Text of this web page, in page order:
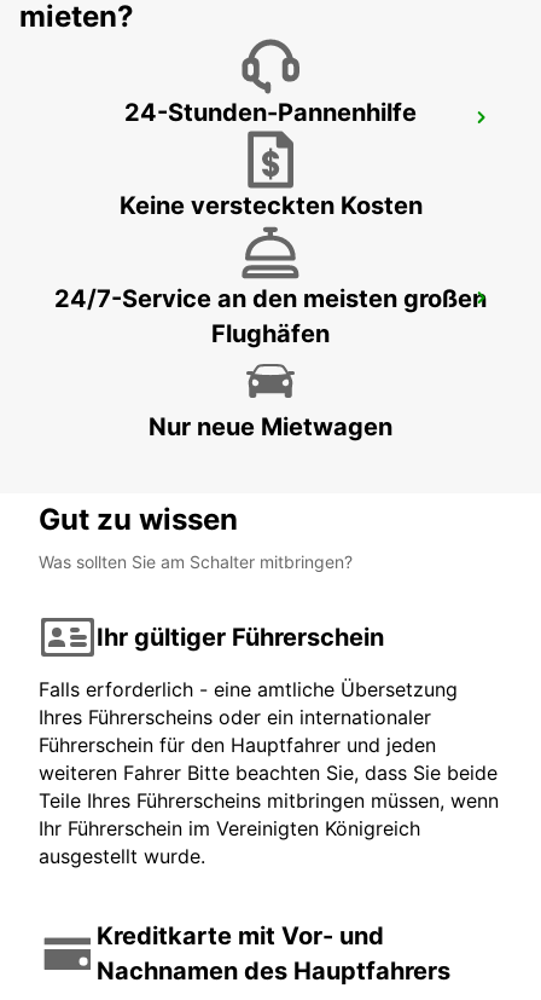
ST. WENDEL
SAVERNE
mieten?
24-Stunden-Pannenhilfe
Keine versteckten Kosten
24/7-Service an den meisten großen
Flughäfen
Nur neue Mietwagen
Gut zu wissen
Was sollten Sie am Schalter mitbringen?
Ihr gültiger Führerschein
Falls erforderlich - eine amtliche Übersetzung
Ihres Führerscheins oder ein internationaler
Führerschein für den Hauptfahrer und jeden
weiteren Fahrer Bitte beachten Sie, dass Sie beide
Teile Ihres Führerscheins mitbringen müssen, wenn
Ihr Führerschein im Vereinigten Königreich
ausgestellt wurde.
Kreditkarte mit Vor- und
Nachnamen des Hauptfahrers